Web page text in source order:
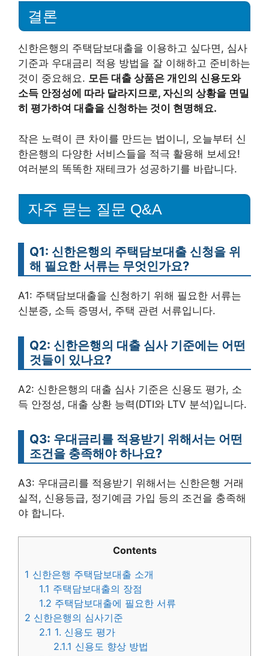
결론
신한은행의 주택담보대출을 이용하고 싶다면, 심사
기준과 우대금리 적용 방법을 잘 이해하고 준비하는
것이 중요해요. 모든 대출 상품은 개인의 신용도와
소득 안정성에 따라 달라지므로, 자신의 상황을 면밀
히 평가하여 대출을 신청하는 것이 현명해요.
작은 노력이 큰 차이를 만드는 법이니, 오늘부터 신
한은행의 다양한 서비스들을 적극 활용해 보세요!
여러분의 똑똑한 재테크가 성공하기를 바랍니다.
자주 묻는 질문 Q&A
Q1: 신한은행의 주택담보대출 신청을 위
해 필요한 서류는 무엇인가요?
A1: 주택담보대출을 신청하기 위해 필요한 서류는
신분증, 소득 증명서, 주택 관련 서류입니다.
Q2: 신한은행의 대출 심사 기준에는 어떤
것들이 있나요?
A2: 신한은행의 대출 심사 기준은 신용도 평가, 소
득 안정성, 대출 상환 능력(DTI와 LTV 분석)입니다.
Q3: 우대금리를 적용받기 위해서는 어떤
조건을 충족해야 하나요?
A3: 우대금리를 적용받기 위해서는 신한은행 거래
실적, 신용등급, 정기예금 가입 등의 조건을 충족해
야 합니다.
Contents
1 신한은행 주택담보대출 소개
1.1 주택담보대출의 장점
1.2 주택담보대출에 필요한 서류
2 신한은행의 심사기준
2.1 1. 신용도 평가
2.1.1 신용도 향상 방법